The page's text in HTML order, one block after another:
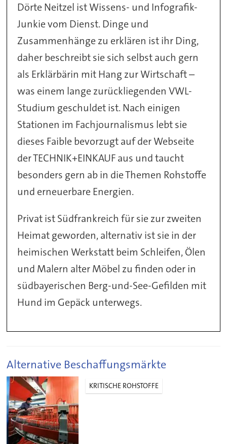
Dörte Neitzel ist Wissens- und Infografik-
Junkie vom Dienst. Dinge und
Zusammenhänge zu erklären ist ihr Ding,
daher beschreibt sie sich selbst auch gern
als Erklärbärin mit Hang zur Wirtschaft –
was einem lange zurückliegenden VWL-
Studium geschuldet ist. Nach einigen
Stationen im Fachjournalismus lebt sie
dieses Faible bevorzugt auf der Webseite
der TECHNIK+EINKAUF aus und taucht
besonders gern ab in die Themen Rohstoffe
und erneuerbare Energien.
Privat ist Südfrankreich für sie zur zweiten
Heimat geworden, alternativ ist sie in der
heimischen Werkstatt beim Schleifen, Ölen
und Malern alter Möbel zu finden oder in
südbayerischen Berg-und-See-Gefilden mit
Hund im Gepäck unterwegs.
Alternative Beschaffungsmärkte
KRITISCHE ROHSTOFFE